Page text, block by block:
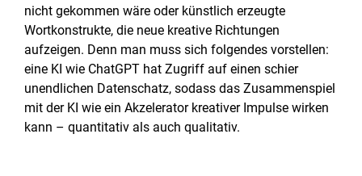
nicht gekommen wäre oder künstlich erzeugte
Wortkonstrukte, die neue kreative Richtungen
aufzeigen. Denn man muss sich folgendes vorstellen:
eine KI wie ChatGPT hat Zugriff auf einen schier
unendlichen Datenschatz, sodass das Zusammenspiel
mit der KI wie ein Akzelerator kreativer Impulse wirken
kann – quantitativ als auch qualitativ.